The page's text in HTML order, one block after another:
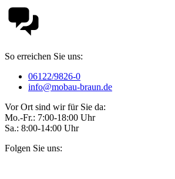
So erreichen Sie uns:
06122/9826-0
info@mobau-braun.de
Vor Ort sind wir für Sie da:
Mo.-Fr.: 7:00-18:00 Uhr
Sa.: 8:00-14:00 Uhr
Folgen Sie uns: